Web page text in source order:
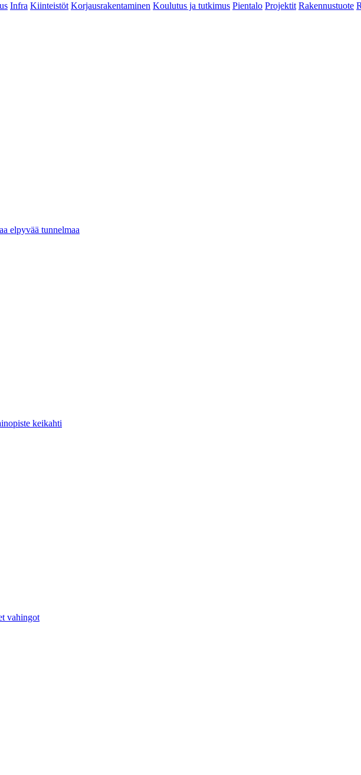
Infra Kiinteistöt Korjausrakentaminen Koulutus ja tutkimus Pientalo Projektit Rakennustuote
elpyvää tunnelmaa
keikahti
vahingot